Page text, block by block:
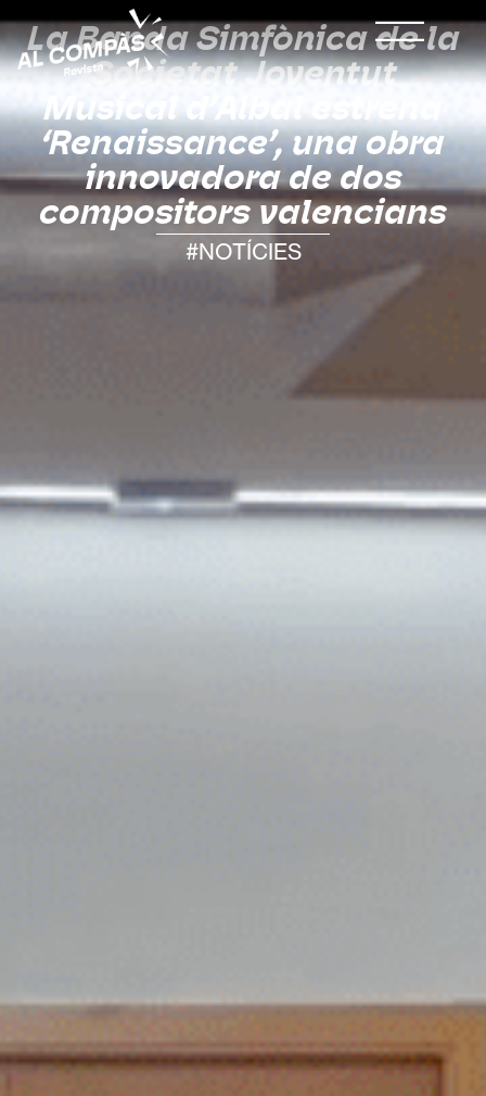
La Banda Simfònica de la
Societat Joventut
Musical d’Albal estrena
‘Renaissance’, una obra
innovadora de dos
compositors valencians
#NOTÍCIES